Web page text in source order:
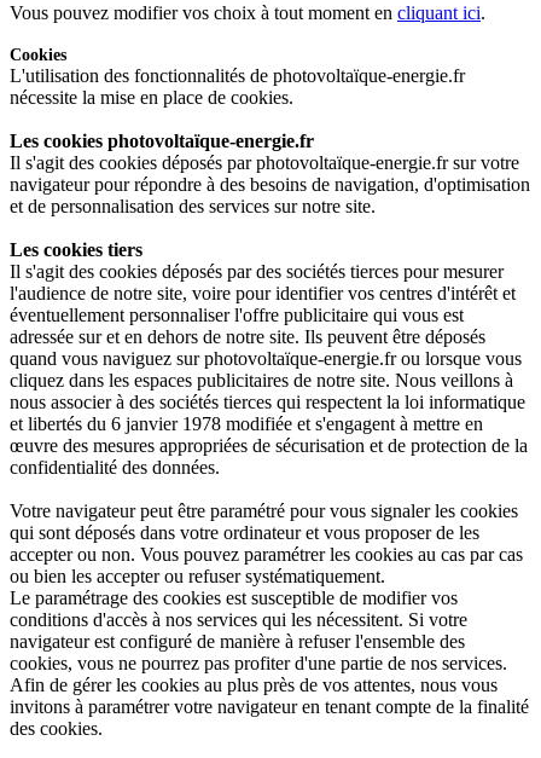
Vous pouvez modifier vos choix à tout moment en cliquant ici.
Cookies
L'utilisation des fonctionnalités de photovoltaïque-energie.fr
nécessite la mise en place de cookies.
Les cookies photovoltaïque-energie.fr
Il s'agit des cookies déposés par photovoltaïque-energie.fr sur votre
navigateur pour répondre à des besoins de navigation, d'optimisation
et de personnalisation des services sur notre site.
Les cookies tiers
Il s'agit des cookies déposés par des sociétés tierces pour mesurer
l'audience de notre site, voire pour identifier vos centres d'intérêt et
éventuellement personnaliser l'offre publicitaire qui vous est
adressée sur et en dehors de notre site. Ils peuvent être déposés
quand vous naviguez sur photovoltaïque-energie.fr ou lorsque vous
cliquez dans les espaces publicitaires de notre site. Nous veillons à
nous associer à des sociétés tierces qui respectent la loi informatique
et libertés du 6 janvier 1978 modifiée et s'engagent à mettre en
œuvre des mesures appropriées de sécurisation et de protection de la
confidentialité des données.
Votre navigateur peut être paramétré pour vous signaler les cookies
qui sont déposés dans votre ordinateur et vous proposer de les
accepter ou non. Vous pouvez paramétrer les cookies au cas par cas
ou bien les accepter ou refuser systématiquement.
Le paramétrage des cookies est susceptible de modifier vos
conditions d'accès à nos services qui les nécessitent. Si votre
navigateur est configuré de manière à refuser l'ensemble des
cookies, vous ne pourrez pas profiter d'une partie de nos services.
Afin de gérer les cookies au plus près de vos attentes, nous vous
invitons à paramétrer votre navigateur en tenant compte de la finalité
des cookies.